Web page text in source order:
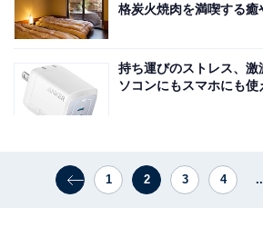
格炭火焼肉を満喫する癒
持ち運びのストレス、
ソコンにもスマホにも使
1 2 3 4